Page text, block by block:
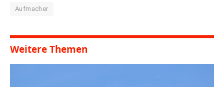
Aufmacher
Weitere Themen